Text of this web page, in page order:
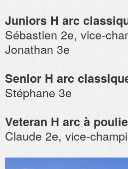
Juniors H arc
Sébastien 2e, vice-
Jonathan 3e
Senior H arc
Stéphane 3e
Veteran H arc à
Claude 2e, vice-